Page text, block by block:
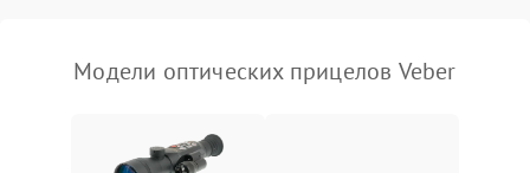
Модели оптических прицелов Veber